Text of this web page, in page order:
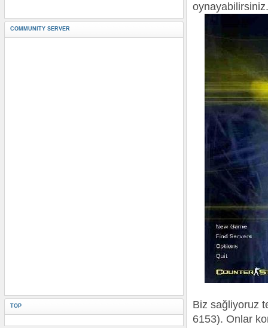
COMMUNITY SERVER
TOP
oynayabilirsiniz.
Biz sağliyoruz
6153). Onlar